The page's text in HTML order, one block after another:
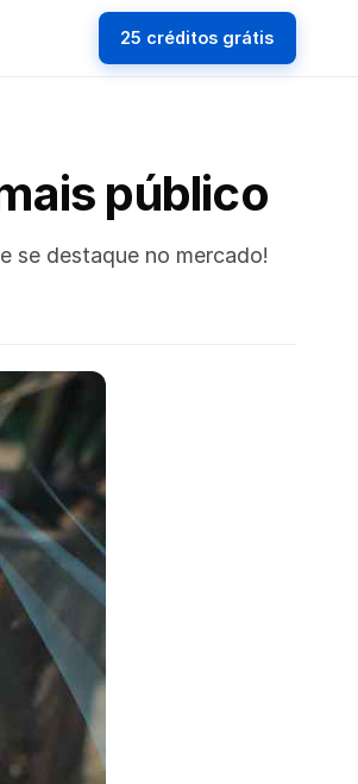
25 créditos grátis
público
se destaque no mercado!